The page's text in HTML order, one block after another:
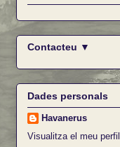
Contacteu ▼
Dades personals
Havanerus
Visualitza el meu